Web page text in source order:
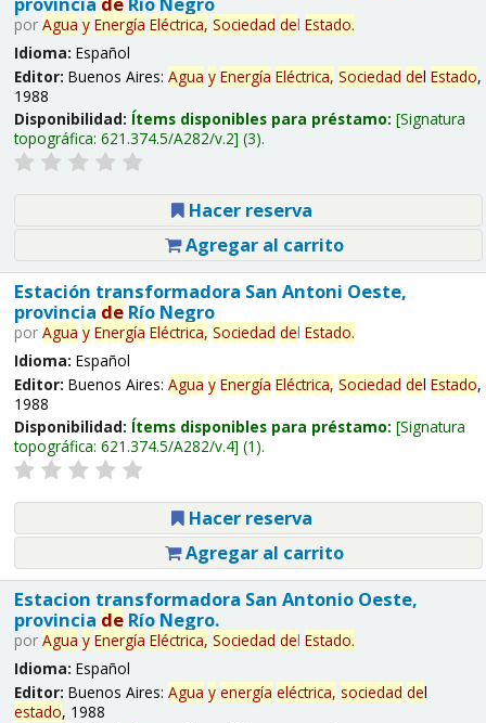
por Agua y Energía Eléctrica, Sociedad del Estado.
Idioma: Español
Editor: Buenos Aires: Agua y Energía Eléctrica, Sociedad del Estado,
1988
Disponibilidad: Ítems disponibles para préstamo: Signatura
topográfica: 621.374.5/A282/v.2 (3).
Hacer reserva
Agregar al carrito
Estación transformadora San Antoni Oeste,
provincia deRío Negro
por Agua y Energía Eléctrica, Sociedad del Estado.
Idioma: Español
Editor: Buenos Aires: Agua y Energía Eléctrica, Sociedad del Estado,
1988
Disponibilidad: Ítems disponibles para préstamo: Signatura
topográfica: 621.374.5/A282/v.4 (1).
Hacer reserva
Agregar al carrito
Estacion transformadora San Antonio Oeste,
provincia deRío Negro.
por Agua y Energía Eléctrica, Sociedad del Estado.
Idioma: Español
Editor: Buenos Aires: Agua y energía eléctrica, sociedad del
estado, 1988